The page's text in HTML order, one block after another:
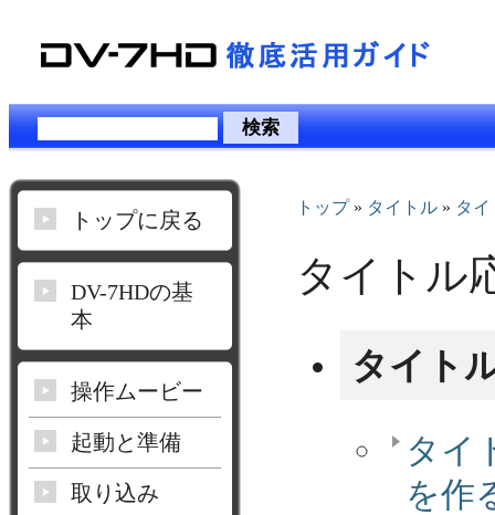
トップ» タイトル » タ
タイトル
タイト
タイ
を作
トップに戻る
DV-7HDの基
本
操作ムービー
起動と準備
取り込み